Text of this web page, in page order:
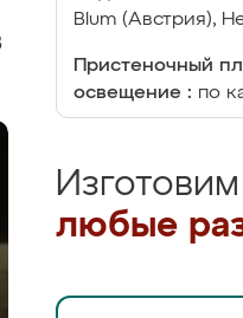
Blum (Австрия),
Пристеночный
освещение : по
любые